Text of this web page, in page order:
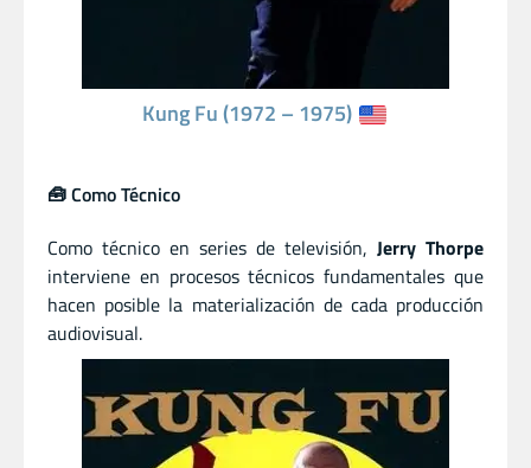
Kung Fu (1972 – 1975)
🧰 Como Técnico
Como técnico en series de televisión, Jerry Thorpe
interviene en procesos técnicos fundamentales que
hacen posible la materialización de cada producción
audiovisual.